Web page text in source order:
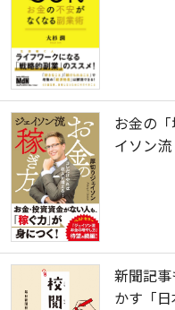
お金の
イソン
新聞記
かす「